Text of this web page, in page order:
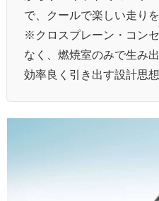
で、クールで楽しい走り
※クロスプレーン・コン
なく、燃焼室のみで生み
効率良く引き出す設計思想